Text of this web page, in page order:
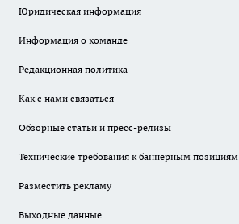
Юридическая информация
Информация о команде
Редакционная политика
Как с нами связаться
Обзорные статьи и пресс-релизы
Технические требования к баннерным позициям
Разместить рекламу
Выходные данные